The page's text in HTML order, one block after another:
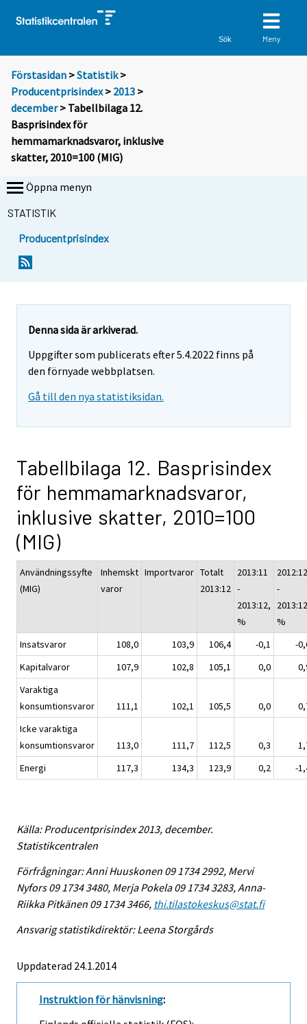
Sök Meny
Förstasidan >Statistik >
Producentprisindex> 2013 >
december> Tabellbilaga 12.
Basprisindex för
hemmamarknadsvaror, inklusive
skatter, 2010=100 (MIG)
Öppna menyn
STATISTIK
Producentprisindex
Denna sida är arkiverad.
Uppgifter som publicerats efter 5.4.2022 finns på
den förnyade webbplatsen.
Gå till den nya statistiksidan.
Tabellbilaga 12. Basprisindex
för hemmamarknadsvaror,
inklusive skatter, 2010=100
(MIG)
Användningssyfte
(MIG)
Inhemskt
varor
Importvaror Totalt
2013:12
2013:11
-
2013:12,
%
2012:12
-
%
Insatsvaror
108,0 103,9 106,4 -0,1
-
Kapitalvaror
107,9 102,8 105,1 0,0
Varaktiga
konsumtionsvaror
111,1 102,1 105,5 0,0
Icke varaktiga
konsumtionsvaror
113,0 111,7 112,5 0,3
Energi
117,3 134,3 123,9 0,2 -
Källa: Producentprisindex 2013, december.
Statistikcentralen
Förfrågningar: Anni Huuskonen 09 1734 2992, Mervi
Nyfors 09 1734 3480, Merja Pokela 09 1734 3283, Anna-
Riikka Pitkänen 09 1734 3466, thi.tilastokeskus@stat.fi
Ansvarig statistikdirektör: Leena Storgårds
Uppdaterad 24.1.2014
Instruktion för hänvisning: